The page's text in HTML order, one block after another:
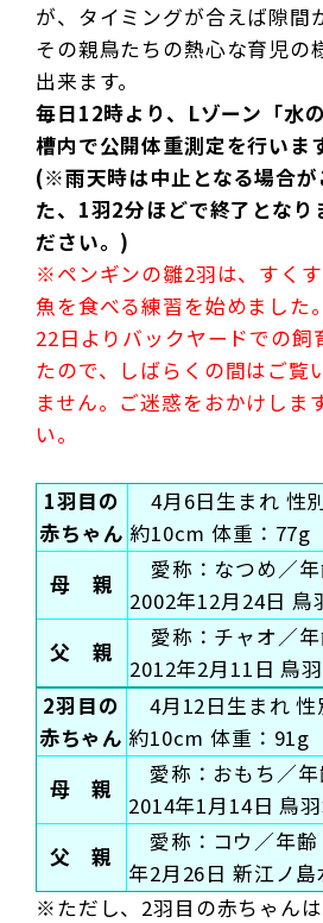
が、タイミングが合えば隙間
その親鳥たちの熱心な育児の
出来ます。
毎日12時より、Lゾーン「水
槽内で公開体重測定を行いま
(※雨天時は中止となる場合が
た、 1羽2分ほどで終了となり
ださい。)
※ペンギンの雛2羽は、すく
魚を食べる練習を始めました
22日よりバックヤードでの飼
たので、しばらくの間はご覧
ません。ご迷惑をおかけしま
い。
1羽目の
赤ちゃん
4月6日生まれ 性
約10cm 体重：77g
母 親
愛称：なつめ
2002年12月24日 鳥
父 親
愛称：チャオ／
2012年2月11日 鳥
2羽目の
赤ちゃん
4月12日生まれ 性
約10cm 体重：91g
母 親
愛称：おもち／
2014年1月14日 鳥
父 親
愛称：コウ／
年2月26日 新江ノ
※ただし、2羽目の赤ちゃんは